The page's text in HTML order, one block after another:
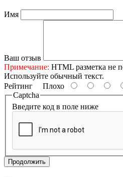
Имя
Ваш отзыв
Примечание: HTML разметка не
Используйте обычный текст.
Рейтинг Плохо
Captcha
Введите код в поле ниже
Продолжить